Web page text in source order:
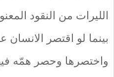
الليرات من النقود
بينما لو اقتصر
واختصرها وحصر همّه